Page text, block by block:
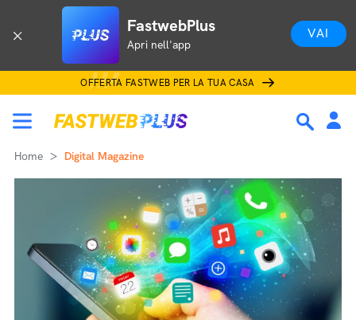
FastwebPlus
Apri nell'app
VAI
OFFERTA FASTWEB PER LA TUA CASA
Home Digital Magazine